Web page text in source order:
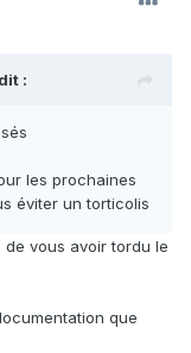
:
les prochaines
éviter un torticolis
vous avoir tordu le
que